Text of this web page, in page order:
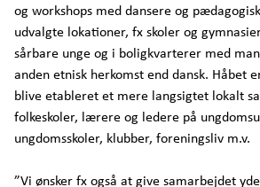
og workshops med dansere og
udvalgte lokationer, fx skoler og
sårbare unge og i boligkvarterer med
anden etnisk herkomst end dansk. Håbet
blive etableret et mere langsigtet lokalt
folkeskoler, lærere og ledere på
ungdomsskoler, klubber, foreningsliv m.v.
”Vi ønsker fx også at give samarbejdet